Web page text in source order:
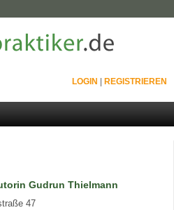
LOGIN REGISTRIEREN
Gudrun Thielmann
47